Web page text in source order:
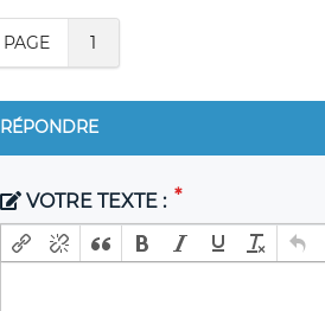
PAGE 1
RÉPONDRE
VOTRE TEXTE :